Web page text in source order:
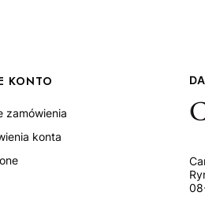
KONTO
zamówienia
konta